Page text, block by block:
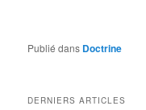
Publié dans Doctrine
DERNIERS ARTICLES